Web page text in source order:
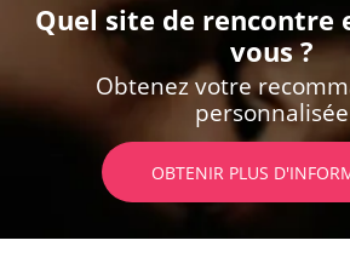
Quel site de rencontre
vous ?
Obtenez votre
personnalisée